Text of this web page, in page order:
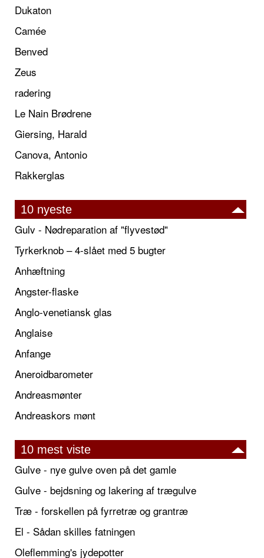
Dukaton
Camée
Benved
Zeus
radering
Le Nain Brødrene
Giersing, Harald
Canova, Antonio
Rakkerglas
10 nyeste
Gulv - Nødreparation af "flyvestød"
Tyrkerknob – 4-slået med 5 bugter
Anhæftning
Angster-flaske
Anglo-venetiansk glas
Anglaise
Anfange
Aneroidbarometer
Andreasmønter
Andreaskors mønt
10 mest viste
Gulve - nye gulve oven på det gamle
Gulve - bejdsning og lakering af trægulve
Træ - forskellen på fyrretræ og grantræ
El - Sådan skilles fatningen
Oleflemming's jydepotter